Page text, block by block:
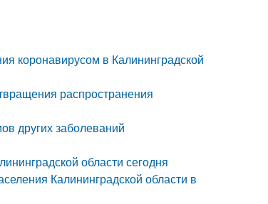
коронавирусом в Калининградской
распространения
других заболеваний
области сегодня
Калининградской области в